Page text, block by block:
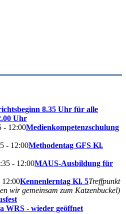
8.35 Uhr für alle
Uhr
- 12:00Medienkompetenzschulung
- 12:00Methodentag GFS Kl.
- 12:00MAUS-Ausbildung für
12:00Kennenlerntag Kl. 5Treffpunkt
wir gemeinsam zum Katzenbuckel)
WRS - wieder geöffnet